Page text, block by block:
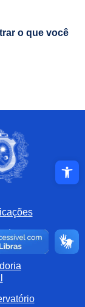
Abrir a
o que você
de